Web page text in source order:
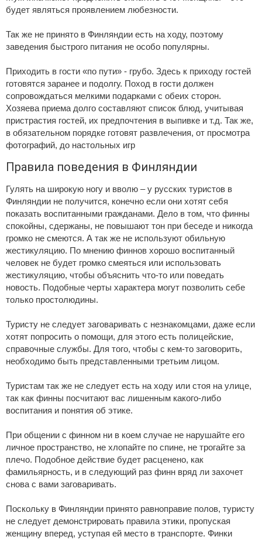
будет являться проявлением любезности.
Так же не принято в Финляндии есть на ходу, поэтому
заведения быстрого питания не особо популярны.
Приходить в гости «по пути» - грубо. Здесь к приходу гостей
готовятся заранее и подолгу. Поход в гости должен
сопровождаться мелкими подарками с обеих сторон.
Хозяева приема долго составляют список блюд, учитывая
пристрастия гостей, их предпочтения в выпивке и т.д. Так же,
в обязательном порядке готовят развлечения, от просмотра
фотографий, до настольных игр
Правила поведения в Финляндии
Гулять на широкую ногу и вволю – у русских туристов в
Финляндии не получится, конечно если они хотят себя
показать воспитанными гражданами. Дело в том, что финны
спокойны, сдержаны, не повышают тон при беседе и никогда
громко не смеются. А так же не используют обильную
жестикуляцию. По мнению финнов хорошо воспитанный
человек не будет громко смеяться или использовать
жестикуляцию, чтобы объяснить что-то или поведать
новость. Подобные черты характера могут позволить себе
только простолюдины.
Туристу не следует заговаривать с незнакомцами, даже если
хотят попросить о помощи, для этого есть полицейские,
справочные службы. Для того, чтобы с кем-то заговорить,
необходимо быть представленными третьим лицом.
Туристам так же не следует есть на ходу или стоя на улице,
так как финны посчитают вас лишенным какого-либо
воспитания и понятия об этике.
При общении с финном ни в коем случае не нарушайте его
личное пространство, не хлопайте по спине, не трогайте за
плечо. Подобное действие будет расценено, как
фамильярность, и в следующий раз финн вряд ли захочет
снова с вами заговаривать.
Поскольку в Финляндии принято равноправие полов, туристу
не следует демонстрировать правила этики, пропуская
женщину вперед, уступая ей место в транспорте. Финки